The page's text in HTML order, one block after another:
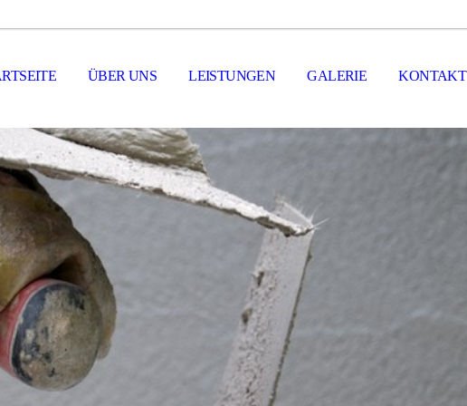
ÜBER UNS LEISTUNGEN GALERIE KONTAKT